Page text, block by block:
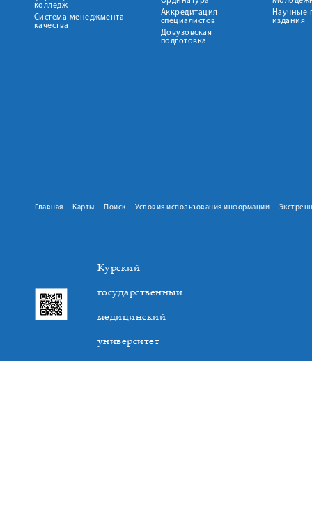
колледж
Система менеджмента
качества
Аккредитация
специалистов
Довузовская
подготовка
Научные
издания
Главная Карты Поиск Условия использования информации
Курский
государственный
медицинский
университет